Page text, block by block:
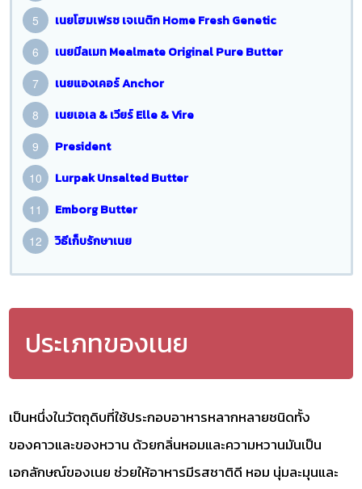
เนยโฮมเฟรช เจเนติก Home Fresh Genetic
เนยมีลเมท Mealmate Original Pure Butter
เนยแองเคอร์ Anchor
เนยเอเล & เวียร์ Elle & Vire
President
Lurpak Unsalted Butter
Emborg Butter
วิธีเก็บรักษาเนย
ประเภทของเนย
เป็นหนึ่งในวัตถุดิบที่ใช้ประกอบอาหารหลากหลายชนิดทั้ง
ของคาวและของหวาน ด้วยกลิ่นหอมและความหวานมันเป็น
เอกลักษณ์ของเนย ช่วยให้อาหารมีรสชาติดี หอม นุ่มละมุนและ